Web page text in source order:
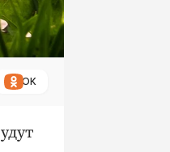
ОК